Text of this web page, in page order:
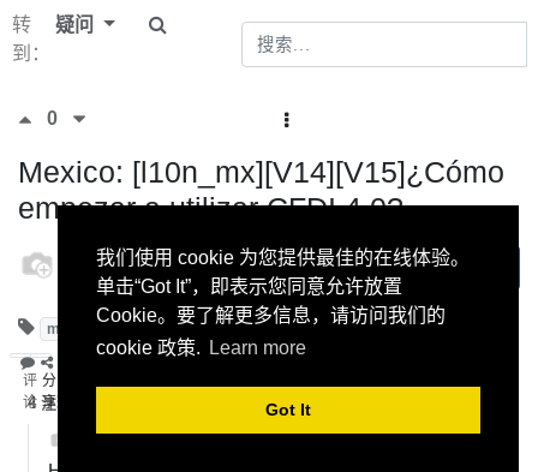
我们使用 cookie 为您提供最佳的在线体验。
单击“Got It”，即表示您同意允许放置
Cookie。要了解更多信息，请访问我们的
cookie 政策.
Learn more
Got It
转
到：
疑问
0
Mexico: [l10n_mx][V14][V15]¿Cómo
empezar a utilizar CFDI 4.0?
odoo
21 六月
2022
mexico CFDI4.0 v15 v14
评
论
分
享
4注释
odoo